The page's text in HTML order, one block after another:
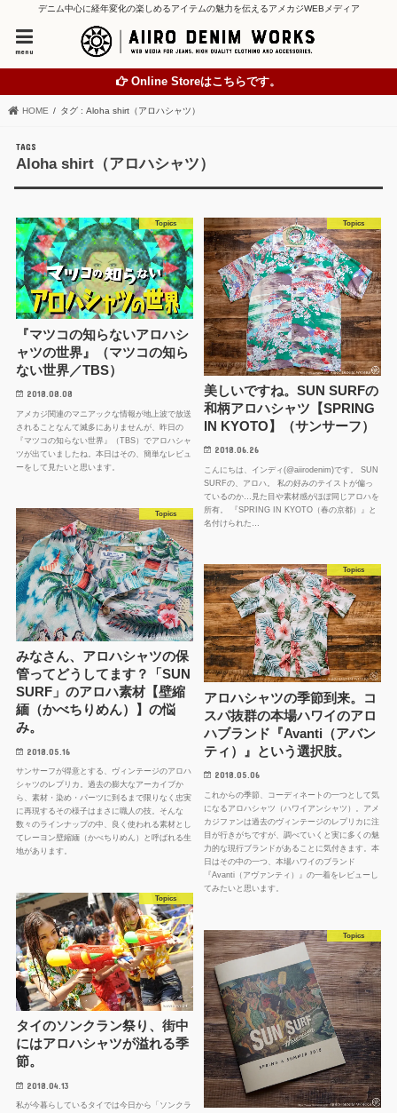
デニム中心に経年変化の楽しめるアイテムの魅力を伝えるアメカジWEBメディア
menu
Online Storeはこちらです。
HOME タグ : Aloha shirt（アロハシャツ）
Aloha shirt（アロハシャツ）
Topics
『マツコの知らないアロハシ
ャツの世界』（マツコの知ら
ない世界／TBS）
2018.08.08
アメカジ関連のマニアックな情報が地上波で放送
されることなんて滅多にありませんが、昨日の
『マツコの知らない世界』（TBS）でアロハシャ
ツが出ていましたね。本日はその、簡単なレビュ
ーをして見たいと思います。
Topics
美しいですね。SUN SURFの
和柄アロハシャツ【SPRING
IN KYOTO】（サンサーフ）
2018.06.26
こんにちは、インディ(@aiirodenim)です。 SUN
SURFの、アロハ。 私の好みのテイストが偏っ
ているのか…見た目や素材感がほぼ同じアロハを
所有。 『SPRING IN KYOTO（春の京都）』と
名付けられた…
Topics
みなさん、アロハシャツの保
管ってどうしてます？「SUN
SURF」のアロハ素材【壁縮
緬（かべちりめん）】の悩
み。
2018.05.16
サンサーフが得意とする、ヴィンテージのアロハ
シャツのレプリカ。過去の膨大なアーカイブか
ら、素材・染め・パーツに到るまで限りなく忠実
に再現するその様子はまさに職人の技。そんな
数々のラインナップの中、良く使われる素材とし
てレーヨン壁縮緬（かべちりめん）と呼ばれる生
地があります。
Topics
アロハシャツの季節到来。コ
スパ抜群の本場ハワイのアロ
ハブランド『Avanti（アバン
ティ）』という選択肢。
2018.05.06
これからの季節、コーディネートの一つとして気
になるアロハシャツ（ハワイアンシャツ）。アメ
カジファンは過去のヴィンテージのレプリカに注
目が行きがちですが、調べていくと実に多くの魅
力的な現行ブランドがあることに気付きます。本
日はその中の一つ、本場ハワイのブランド
『Avanti（アヴァンティ）』の一着をレビューし
てみたいと思います。
Topics
タイのソンクラン祭り、街中
にはアロハシャツが溢れる季
節。
2018.04.13
私が今暮らしているタイでは今日から「ソンクラ
Topics